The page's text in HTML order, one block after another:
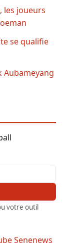
les joueurs
se qualifie
Aubameyang
votre outil